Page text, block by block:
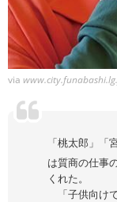
via
「桃太郎」
は質商の仕事
くれた。
「子供向け